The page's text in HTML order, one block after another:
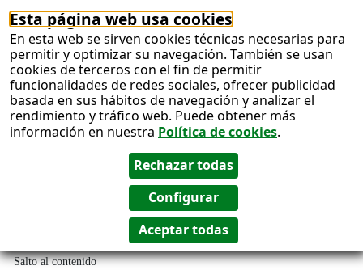
Esta página web usa cookies
En esta web se sirven cookies técnicas necesarias para
permitir y optimizar su navegación. También se usan
cookies de terceros con el fin de permitir
funcionalidades de redes sociales, ofrecer publicidad
basada en sus hábitos de navegación y analizar el
rendimiento y tráfico web. Puede obtener más
información en nuestra Política de cookies.
Salto al contenido